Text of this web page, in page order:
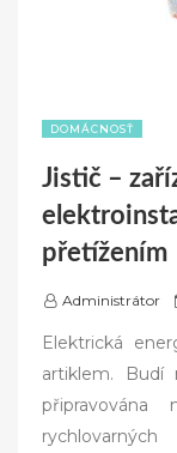
DOMÁCNOSŤ
Jistič –
přetížením
Administrátor
Elektrická
artiklem. Budí
připravována